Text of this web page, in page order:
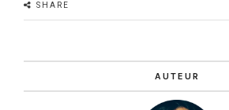
SHARE
AUTEUR